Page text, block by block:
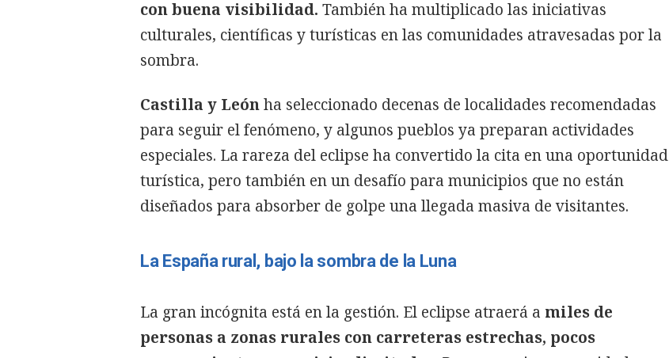
con buena visibilidad. También ha multiplicado las iniciativas
culturales, científicas y turísticas en las comunidades atravesadas por la
sombra.
Castilla y Leónha seleccionado decenas de localidades recomendadas
para seguir el fenómeno, y algunos pueblos ya preparan actividades
especiales. La rareza del eclipse ha convertido la cita en una oportunidad
turística, pero también en un desafío para municipios que no están
diseñados para absorber de golpe una llegada masiva de visitantes.
La España rural, bajo la sombra de la Luna
La gran incógnita está en la gestión. El eclipse atraerá a miles de
personas a zonas rurales con carreteras estrechas, pocos